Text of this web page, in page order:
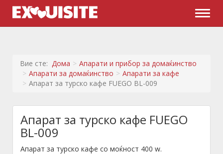
Вие сте: Дома
Апарати и прибор за домаќинство
Апарати за домаќинство
Апарати за кафе
Апарат за турско кафе FUEGO BL-009
Апарат за турско кафе FUEGO
BL-009
Апарат за турско кафе со моќност 400 w.